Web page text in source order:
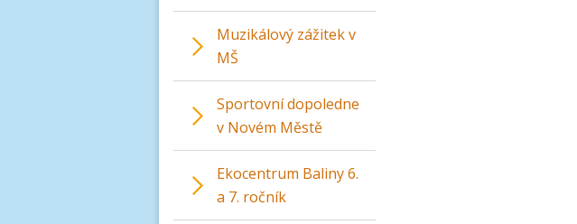
Muzikálový zážitek v
MŠ
Sportovní dopoledne
v Novém Městě
Ekocentrum Baliny 6.
a 7. ročník